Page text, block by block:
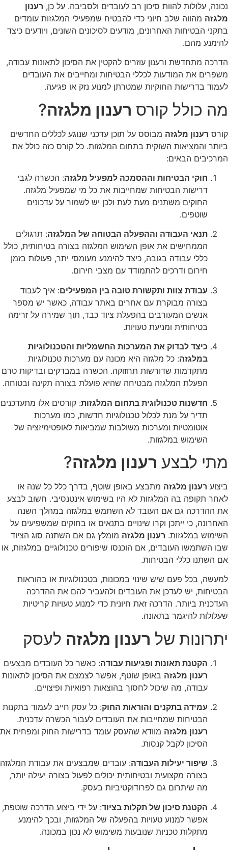
נכונה, עלולות להוות סיכון רב לעובדים ולסביבה. על כן, רענון
מלגזה מהווה שלב חיוני כדי להבטיח שמפעילי המלגזות עומדים
בתקני הבטיחות האחרונים, מודעים לסיכונים השונים, ויודעים כיצד
להימנע מהם.
הדרכה מתחדשת ורענון עוזרים להקטין את הסיכון לתאונות עבודה,
משפרים את המודעות לכללי הבטיחות ומחייבים את העובדים
לעמוד בדרישות החוקיות שמטרתן למנוע נזק או פגיעה.
מה כולל קורס רענון מלגזה?
קורס רענון מלגזה מבוסס על תוכן עדכני שנוגע לכללים החדשים
ביותר והמציאות השוקית בתחום המלגזות. כל קורס כזה כולל את
המרכיבים הבאים:
חוקי הבטיחות וההסמכה למפעיל מלגזה: הכשרה לגבי
דרישות הבטיחות שמחייבות את כל מי שמפעיל מלגזה.
החוקים משתנים מעת לעת ולכן יש לשמור על עדכונים
שוטפים.
תנאי העבודה וההפעלה הבטוחה של המלגזה: תרגולים
הממחישים את אופן השימוש המלגזה בצורה בטיחותית, כולל
כללי עבודה בגובה, כיצד להימנע מעומסי יתר, פעולות בזמן
חירום ודרכים להתמודד עם מצבי חירום.
עבודת צוות ותקשורת טובה בין המפעילים: איך לעבוד
בצורה מבוקרת עם אחרים באתר עבודה, כאשר יש מספר
אנשים המעורבים בהפעלת ציוד כבד, תוך שמירה על זרימה
בטיחותית ומניעת טעויות.
כיצד לבדוק את המערכות החשמליות והטכנולוגיות
במלגזה: כל מלגזה היא מכונה עם מערכות טכנולוגיות
מתקדמות שדורשות תחזוקה. הכשרה במבדקים ובדיקות טרם
הפעלת המלגזה מבטיחה שהיא פועלת בצורה תקינה ובטוחה.
חדשנות טכנולוגית בתחום המלגזות: קורסים אלו מתעדכנים
תדיר על מנת לכלול טכנולוגיות חדשות, כמו מערכות
אוטומטיות ומערכות משולבות שמביאות לאופטימיזציה של
השימוש במלגזות.
מתי לבצע רענון מלגזה?
ביצוע רענון מלגזה מתבצע באופן שוטף, בדרך כלל כל שנה או
לאחר תקופה בה המלגזות לא היו בשימוש אינטנסיבי. חשוב לבצע
את ההדרכה גם אם העובד לא השתמש במלגזה במהלך השנה
האחרונה, כי ייתכן וקרו שינויים בתנאים או בחוקים שמשפיעים על
השימוש במלגזות. רענון מלגזה מומלץ גם אם השתנה סוג הציוד
שבו השתמשו העובדים, אם הוכנסו שיפורים טכנולוגיים במלגזות, או
אם השתנו כללי הבטיחות.
למעשה, בכל פעם שיש שינוי במכונות, בטכנולוגיות או בהוראות
הבטיחות, יש לעדכן את העובדים ולהעביר להם את ההדרכה
העדכנית ביותר. הדרכה זאת חיונית כדי למנוע טעויות קריטיות
שעלולות להיגמר בתאונה.
יתרונות של רענון מלגזה לעסק
הקטנת תאונות ופגיעות עבודה: כאשר כל העובדים מבצעים
רענון מלגזה באופן שוטף, אפשר לצמצם את הסיכון לתאונות
עבודה, מה שיכול לחסוך בהוצאות רפואיות ופיצויים.
עמידה בתקנים והוראות החוק: כל עסק חייב לעמוד בתקנות
הבטיחות שמחייבות את העובדים לעבור הכשרה עדכנית.
רענון מלגזה מוודא שהעסק עומד בדרישות החוק ומפחית את
הסיכון לקבל קנסות.
שיפור יעילות העבודה: עובדים שמבצעים את עבודת המלגזה
בצורה מקצועית ובטיחותית יכולים לפעול בצורה יעילה יותר,
מה שיתרום גם לפרודוקטיביות בעסק.
הקטנת סיכון של תקלות בציוד: על ידי ביצוע הדרכה שוטפת,
אפשר למנוע טעויות בהפעלה של המלגזות, ובכך להימנע
מתקלות טכניות שנובעות משימוש לא נכון במכונה.